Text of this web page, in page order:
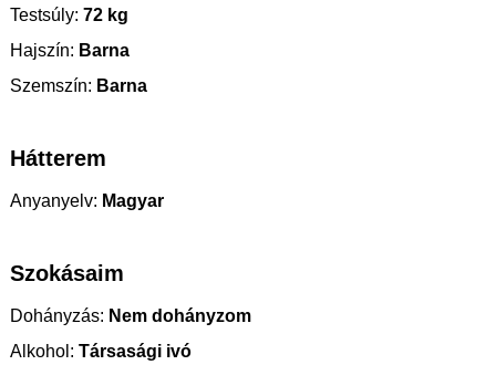
Testsúly: 72 kg
Hajszín: Barna
Szemszín: Barna
Hátterem
Anyanyelv: Magyar
Szokásaim
Dohányzás: Nem dohányzom
Alkohol: Társasági ivó